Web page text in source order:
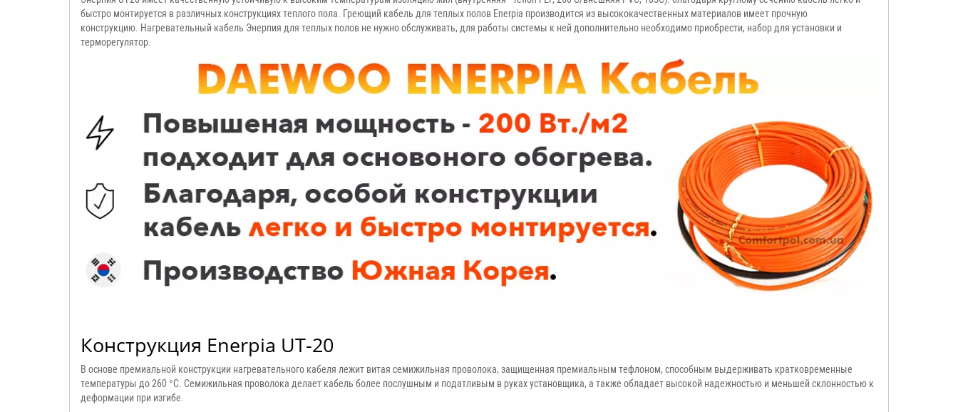
быстро монтируется в различных конструкциях теплого пола. Греющий кабель для теплых полов Enerpia производится из высококачественных материалов имеет прочную
конструкцию. Нагревательный кабель Энерпия для теплых полов не нужно обслуживать, для работы системы к ней дополнительно необходимо приобрести, набор для установки и
терморегулятор.
Конструкция Enerpia UT-20
В основе премиальной конструкции нагревательного кабеля лежит витая семижильная проволока, защищенная премиальным тефлоном, способным выдерживать кратковременные
температуры до 260 °C. Семижильная проволока делает кабель более послушным и податливым в руках установщика, а также обладает высокой надежностью и меньшей склонностью к
деформации при изгибе.